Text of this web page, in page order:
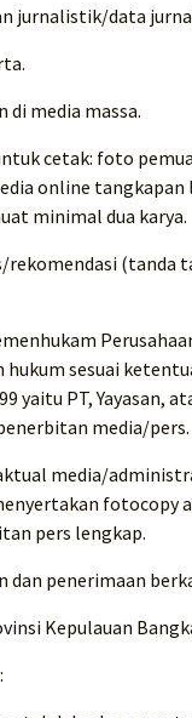
jurnalistik/data
di media massa.
cetak: foto
online tangkapan
minimal dua karya.
rekomendasi (tanda
hukum sesuai
yaitu PT, Yayasan,
media/pers.
media/
fotocopy
pers lengkap.
dan penerimaan
Kepulauan